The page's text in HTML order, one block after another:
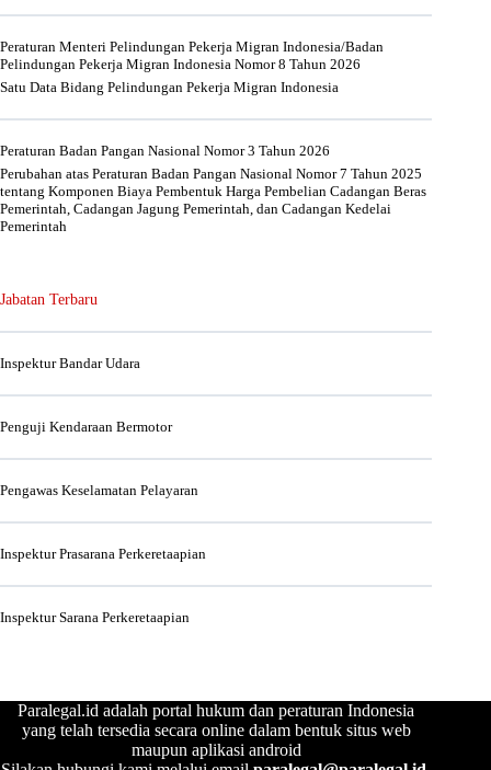
Peraturan Menteri Pelindungan Pekerja Migran Indonesia/Badan
Pelindungan Pekerja Migran Indonesia Nomor 8 Tahun 2026
Satu Data Bidang Pelindungan Pekerja Migran Indonesia
Peraturan Badan Pangan Nasional Nomor 3 Tahun 2026
Perubahan atas Peraturan Badan Pangan Nasional Nomor 7 Tahun 2025
tentang Komponen Biaya Pembentuk Harga Pembelian Cadangan Beras
Pemerintah, Cadangan Jagung Pemerintah, dan Cadangan Kedelai
Pemerintah
Jabatan Terbaru
Inspektur Bandar Udara
Penguji Kendaraan Bermotor
Pengawas Keselamatan Pelayaran
Inspektur Prasarana Perkeretaapian
Inspektur Sarana Perkeretaapian
Paralegal.id adalah portal hukum dan peraturan Indonesia
yang telah tersedia secara online dalam bentuk situs web
maupun aplikasi android